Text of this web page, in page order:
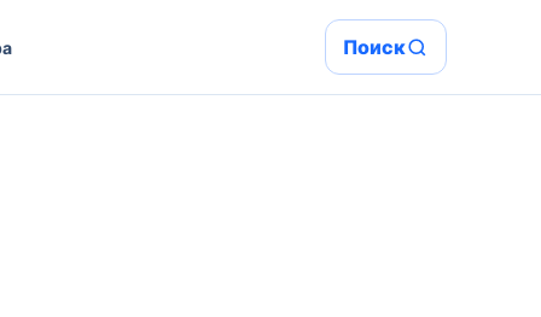
Поиск